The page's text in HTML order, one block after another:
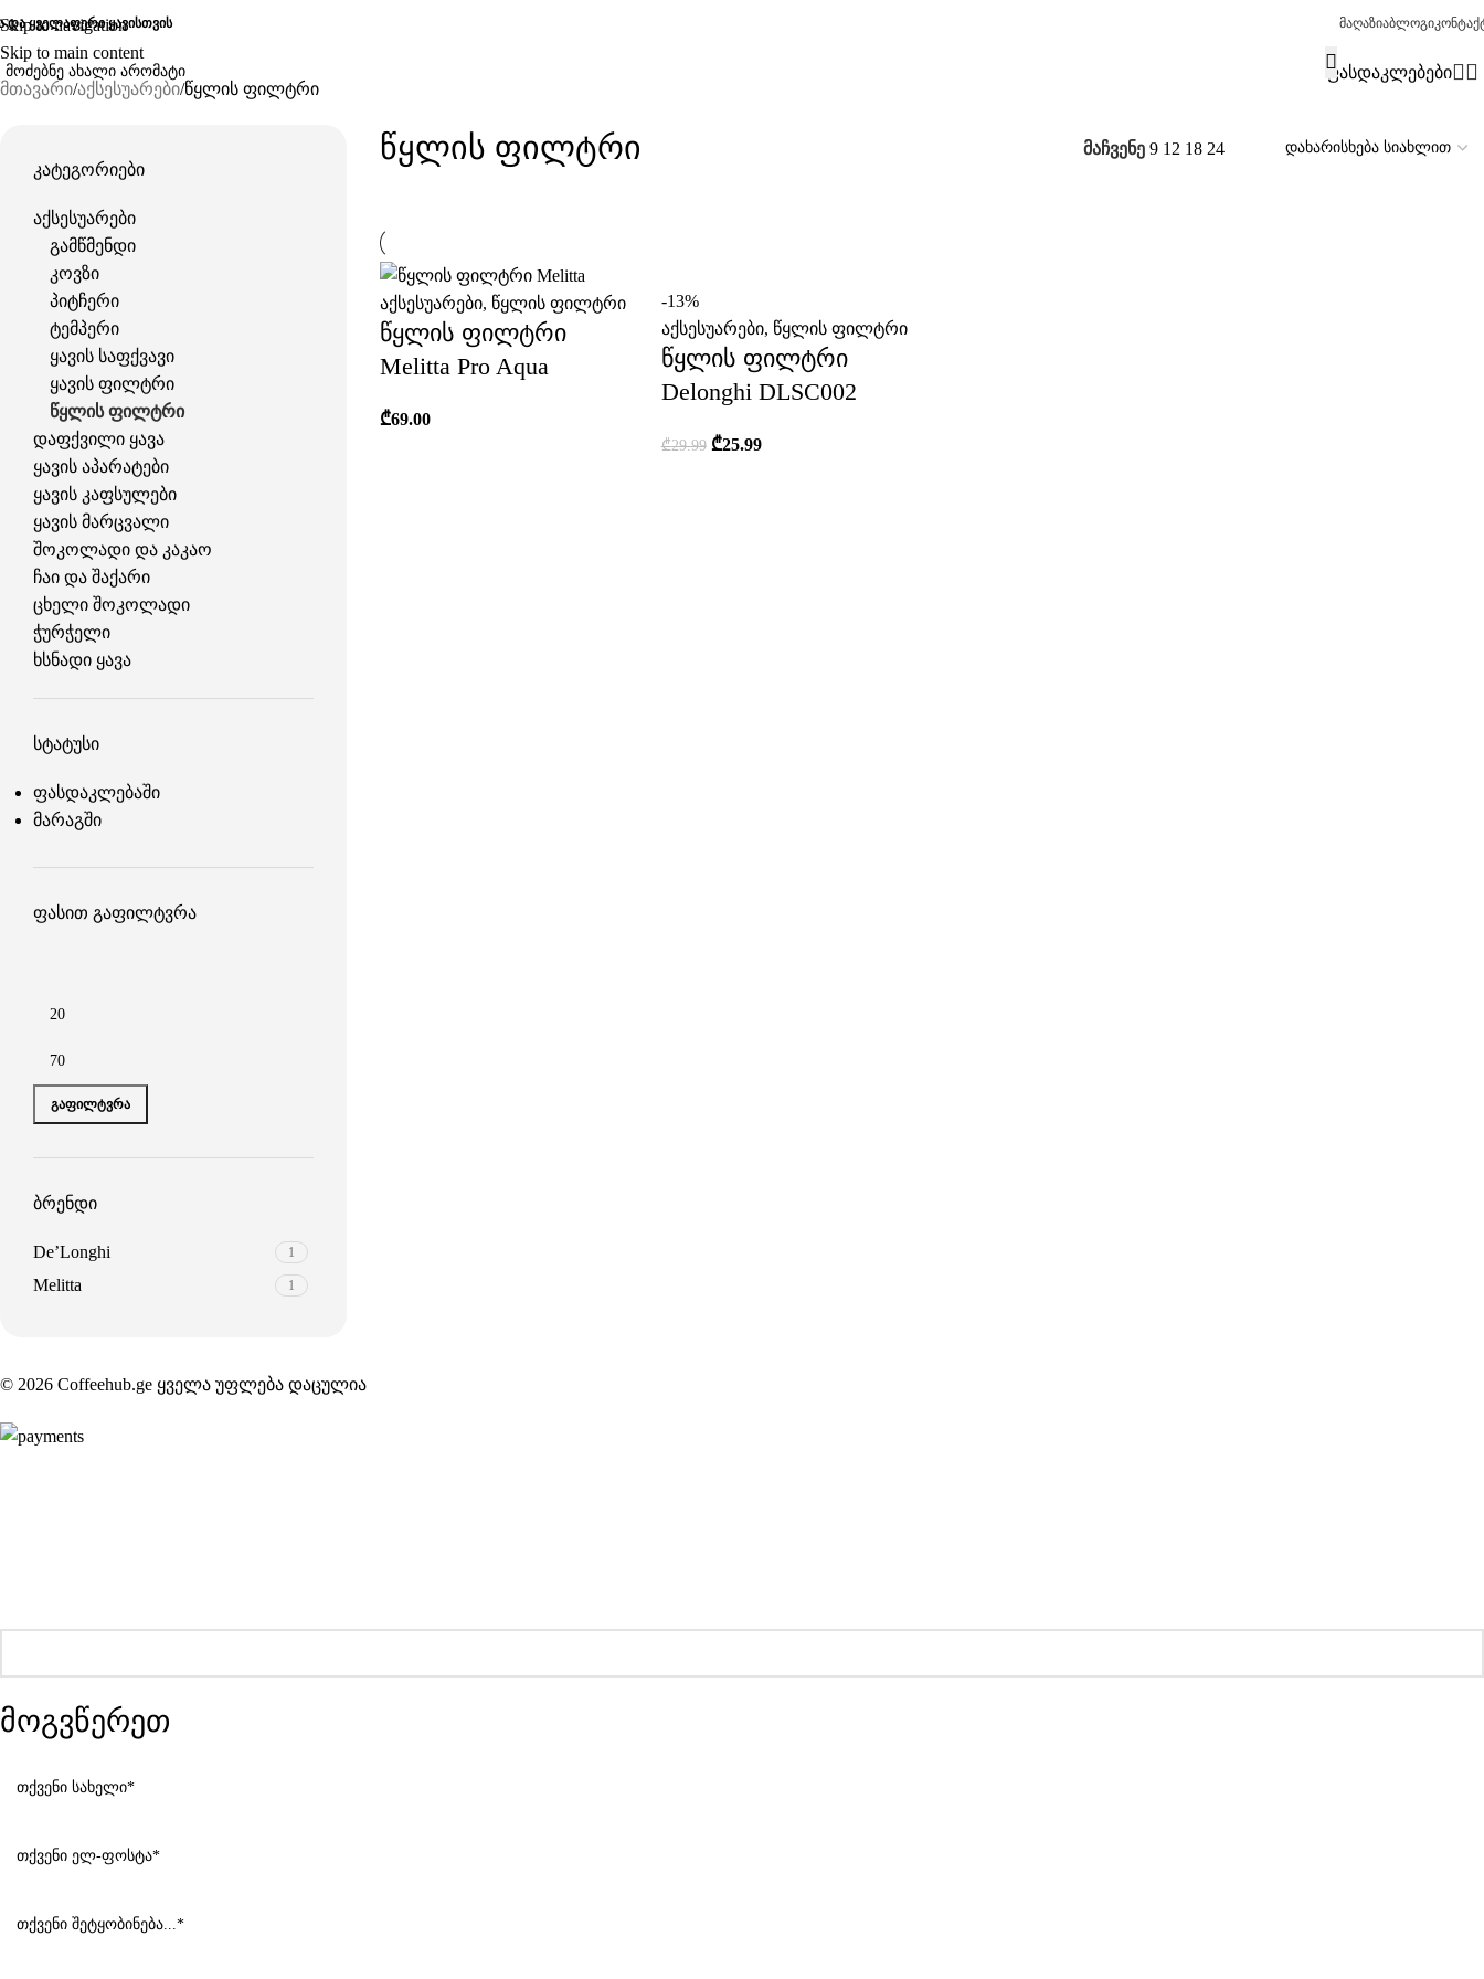
Skip to navigation
Skip to main content
და ყველაფერი ყავისთვის მაღაზიაბლოგი
ფასდაკლებები
მთავარი აქსესუარები წყლის ფილტრი
კატეგორიები
აქსესუარები
გამწმენდი
კოვზი
პიტჩერი
ტემპერი
ყავის საფქვავი
ყავის ფილტრი
წყლის ფილტრი
დაფქვილი ყავა
ყავის აპარატები
ყავის კაფსულები
ყავის მარცვალი
შოკოლადი და კაკაო
ჩაი და შაქარი
ცხელი შოკოლადი
ჭურჭელი
ხსნადი ყავა
სტატუსი
ფასდაკლებაში
მარაგში
ფასით გაფილტვრა
ᲒᲐᲤᲘᲚᲢᲕᲠᲐ
ბრენდი
De’Longhi 1
Melitta 1
Წყლის Ფილტრი მაჩვენე 9 12 18 24
აქსესუარები, წყლის ფილტრი
წყლის ფილტრი
Melitta Pro Aqua
₾69.00
-13%
აქსესუარები, წყლის ფილტრი
წყლის ფილტრი
Delonghi DLSC002
₾29.99 ₾25.99
© 2026 Coffeehub.ge ყველა უფლება დაცულია
მოგვწერეთ